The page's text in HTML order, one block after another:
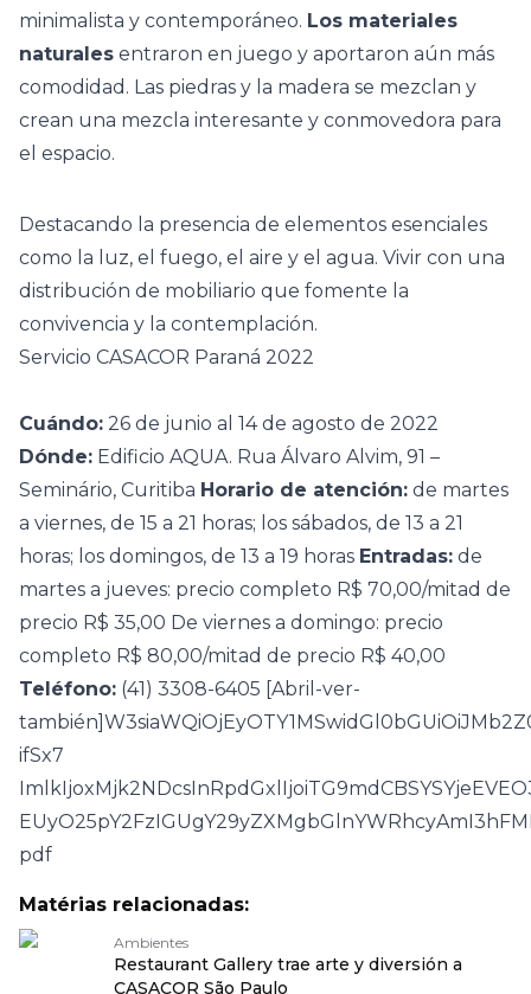
minimalista y contemporáneo. Los materiales
naturales entraron en juego y aportaron aún más
comodidad. Las piedras y la madera se mezclan y
crean una mezcla interesante y conmovedora para
el espacio.
Destacando la presencia de elementos esenciales
como la luz, el fuego, el aire y el agua. Vivir con una
distribución de mobiliario que fomente la
convivencia y la contemplación.
Servicio CASACOR Paraná 2022
Cuándo: 26 de junio al 14 de agosto de 2022
Dónde: Edificio AQUA. Rua Álvaro Alvim, 91 –
Seminário, Curitiba Horario de atención: de martes
a viernes, de 15 a 21 horas; los sábados, de 13 a 21
horas; los domingos, de 13 a 19 horas Entradas: de
martes a jueves: precio completo R$ 70,00/mitad de
precio R$ 35,00 De viernes a domingo: precio
completo R$ 80,00/mitad de precio R$ 40,00
Teléfono: (41) 3308-6405 [Abril-ver-
ifSx7
pdf
Matérias relacionadas:
Ambientes
Restaurant Gallery trae arte y diversión a
CASACOR São Paulo